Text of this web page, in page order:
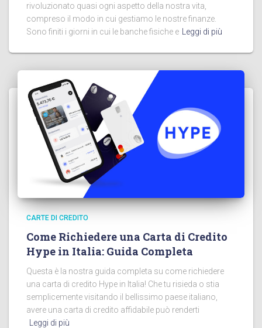
rivoluzionato quasi ogni aspetto della nostra vita,
compreso il modo in cui gestiamo le nostre finanze.
Sono finiti i giorni in cui le banche fisiche e Leggi di più
CARTE DI CREDITO
Come Richiedere una Carta di Credito
Hype in Italia: Guida Completa
Questa è la nostra guida completa su come richiedere
una carta di credito Hype in Italia! Che tu risieda o stia
semplicemente visitando il bellissimo paese italiano,
avere una carta di credito affidabile può renderti
Leggi di più